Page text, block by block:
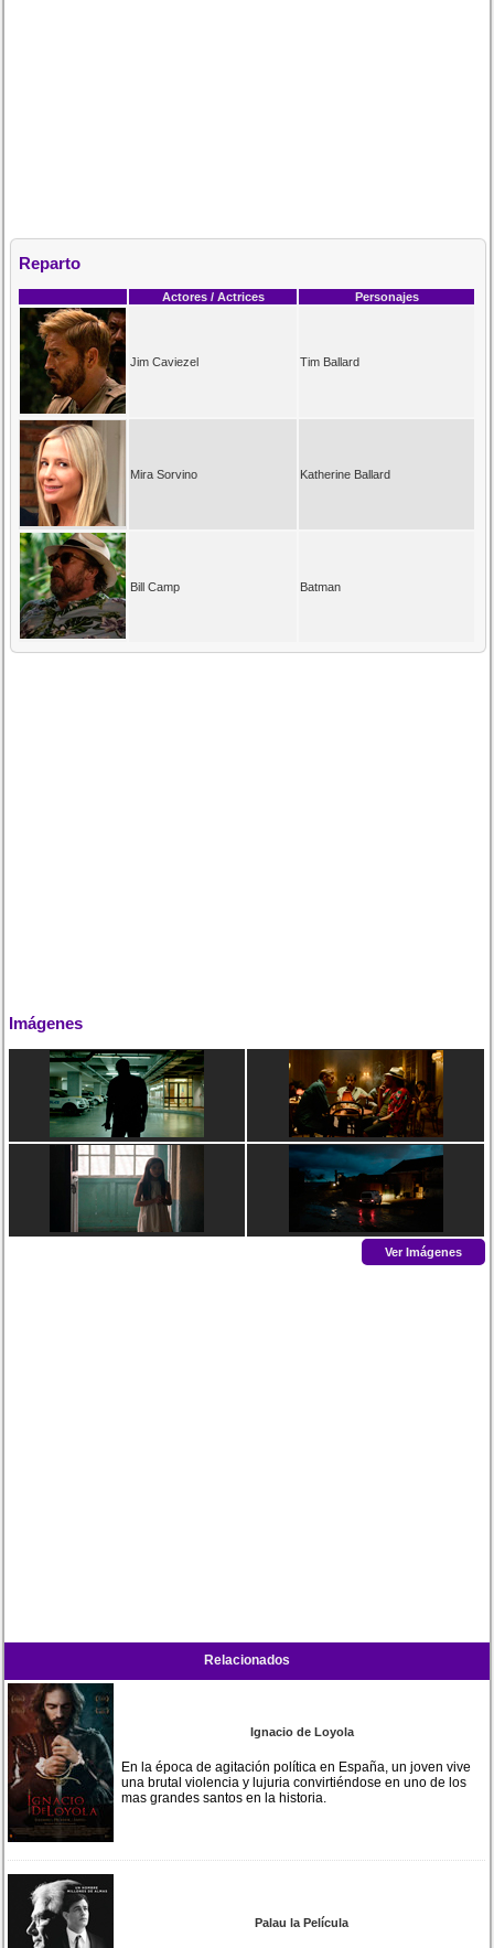
Reparto
Actores / Actrices Personajes
Jim Caviezel Tim Ballard
Mira Sorvino Katherine Ballard
Bill Camp Batman
Imágenes
Ver Imágenes
Relacionados
Ignacio de Loyola
En la época de agitación política en España, un joven vive
una brutal violencia y lujuria convirtiéndose en uno de los
mas grandes santos en la historia.
Palau la Película